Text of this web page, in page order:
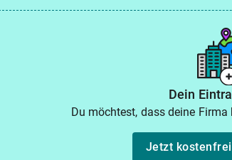
Dein
Du möchtest, dass deine
Jetzt